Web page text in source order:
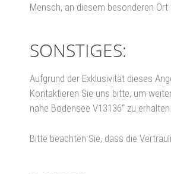
Mensch, an diesem besonderen
SONSTIGES:
Aufgrund der Exklusivität dieses
Kontaktieren Sie uns bitte, um
nahe Bodensee V13136“ zu erhalten.
Bitte beachten Sie, dass die